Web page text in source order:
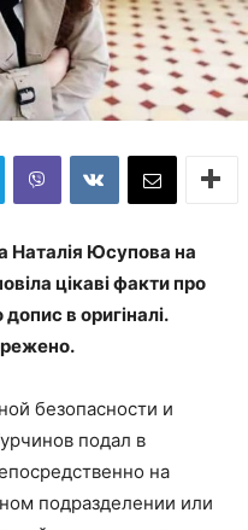
Наталія Юсупова на
цікаві факти про
в оригіналі.
безопасности и
подал в
на
подразделении или